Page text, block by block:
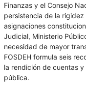
Finanzas y el Consejo
persistencia de la
asignaciones
Judicial, Ministerio
necesidad de mayor
FOSDEH formula seis
la rendición de cuentas
pública.